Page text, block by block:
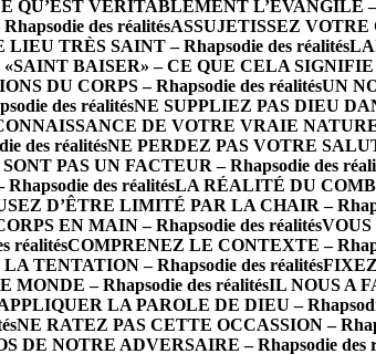
QU’EST VÉRITABLEMENT L’ÉVANGILE –
des réalitésASSUJETISSEZ VOTRE
TRÈS SAINT – Rhapsodie des réalités
«SAINT BAISER» – CE QUE CELA
DU CORPS – Rhapsodie des réalitésUN
des réalitésNE SUPPLIEZ PAS DIEU
DE VOTRE VRAIE NATURE
des réalitésNE PERDEZ PAS VOTRE
PAS UN FACTEUR – Rhapsodie des
des réalitésLA RÉALITÉ DU
D’ÊTRE LIMITÉ PAR LA CHAIR –
EN MAIN – Rhapsodie des réalités
réalitésCOMPRENEZ LE CONTEXTE –
TENTATION – Rhapsodie des réalités
– Rhapsodie des réalitésIL NOUS A
LA PAROLE DE DIEU –
NE RATEZ PAS CETTE OCCASSION –
DE NOTRE ADVERSAIRE – Rhapsodie des